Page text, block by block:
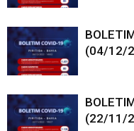
(04/12/
(22/11/